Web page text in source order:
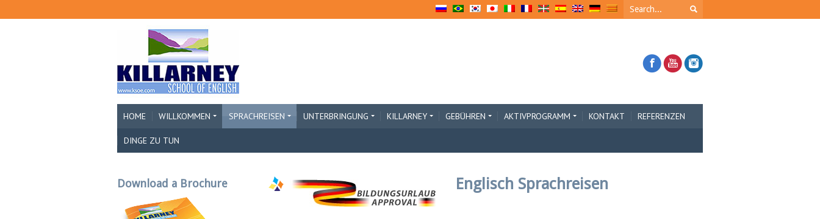
HOME WILLKOMMEN SPRACHREISEN UNTERBRINGUNG KILLARNEY GEBÜHREN AKTIVPROGRAMM KONTAKT REFERENZEN
DINGE ZU TUN
Englisch Sprachreisen
Download a Brochure